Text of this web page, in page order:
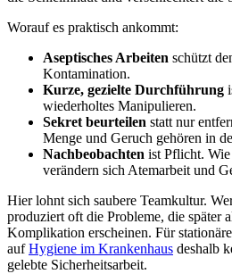
Worauf es praktisch ankommt:
Aseptisches Arbeiten schützt
Kontamination.
Kurze, gezielte Durchführung
wiederholtes Manipulieren.
Sekret beurteilen statt nur
Menge und Geruch gehören in
Nachbeobachten ist Pflicht.
verändern sich Atemarbeit und
Hier lohnt sich saubere Teamkultur.
produziert oft die Probleme, die später
Komplikation erscheinen. Für
aufHygiene im Krankenhaus deshalb
gelebte Sicherheitsarbeit.